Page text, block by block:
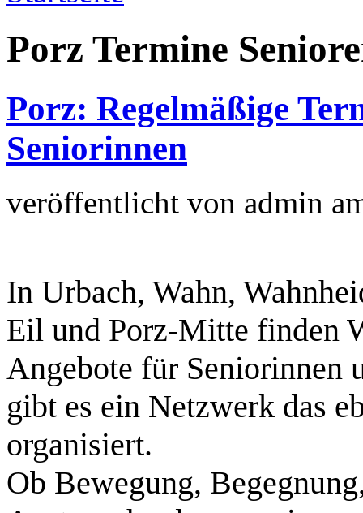
Porz Termine
Porz: Regelmäßige
Seniorinnen
veröffentlicht von admin
In Urbach, Wahn,
Eil und Porz‑Mitte finden
Angebote für Seniorinnen
gibt es ein Netzwerk das
organisiert.
Ob Bewegung,